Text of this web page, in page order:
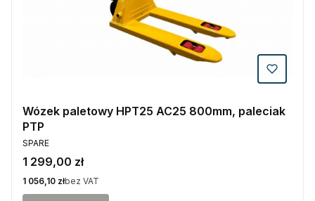
Wózek paletowy HPT25 AC25 800mm, paleciak
PTP
PRODUCENT
SPARE
Cena
1 299,00 zł
Cena
1 056,10 złbez VAT